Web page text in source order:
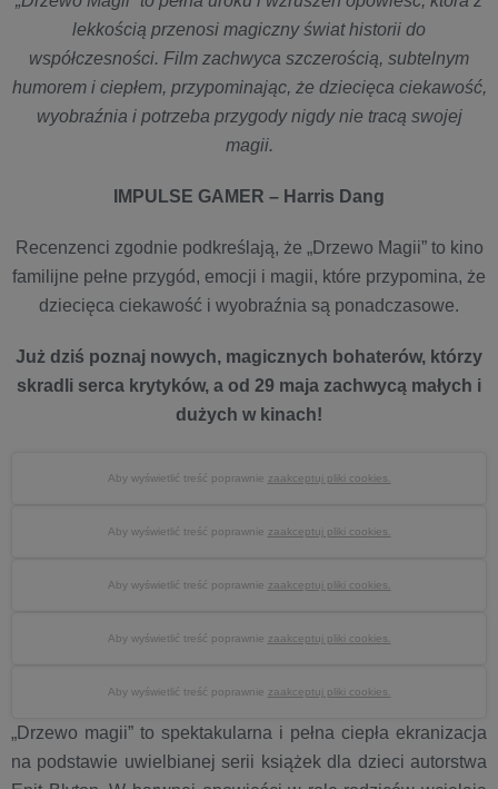
lekkością przenosi magiczny świat historii do
współczesności. Film zachwyca szczerością, subtelnym
humorem i ciepłem, przypominając, że dziecięca ciekawość,
wyobraźnia i potrzeba przygody nigdy nie tracą swojej
magii.
IMPULSE GAMER – Harris Dang
Recenzenci zgodnie podkreślają, że „Drzewo Magii” to kino
familijne pełne przygód, emocji i magii, które przypomina, że
dziecięca ciekawość i wyobraźnia są ponadczasowe.
Już dziś poznaj nowych, magicznych bohaterów, którzy
skradli serca krytyków, a od 29 maja zachwycą małych i
dużych w kinach!
Aby wyświetlić treść poprawnie zaakceptuj pliki cookies.
Aby wyświetlić treść poprawnie zaakceptuj pliki cookies.
Aby wyświetlić treść poprawnie zaakceptuj pliki cookies.
Aby wyświetlić treść poprawnie zaakceptuj pliki cookies.
Aby wyświetlić treść poprawnie zaakceptuj pliki cookies.
„Drzewo magii” to spektakularna i pełna ciepła ekranizacja
na podstawie uwielbianej serii książek dla dzieci autorstwa